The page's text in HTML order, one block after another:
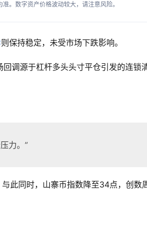
。数字资产价格波动较大，请注意风险。
则保持稳定，未受市场下跌影响。
回调源于杠杆多头头寸平仓引发的连锁
力。”
此同时，山寨币指数降至34点，创数